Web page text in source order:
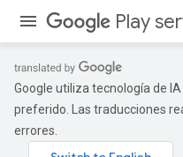
Play
Google utiliza tecnología de
preferido. Las traducciones
errores.